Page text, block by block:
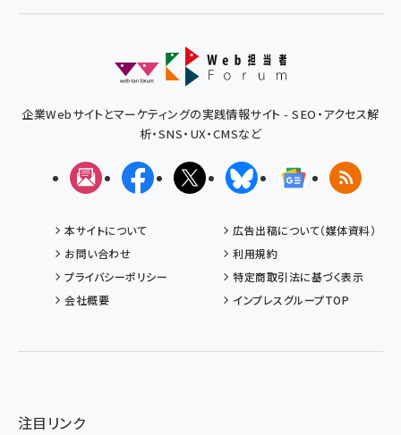
企業Webサイトとマーケティングの実践情報サイト - SEO・アクセス解
析・SNS・UX・CMSなど
メルマガFacebookX(エックス)BlueskyGoogleニュ
RSS
本サイトについて
広告出稿について（媒体資料）
お問い合わせ
利用規約
プライバシーポリシー
特定商取引法に基づく表示
会社概要
インプレスグループTOP
注目リンク